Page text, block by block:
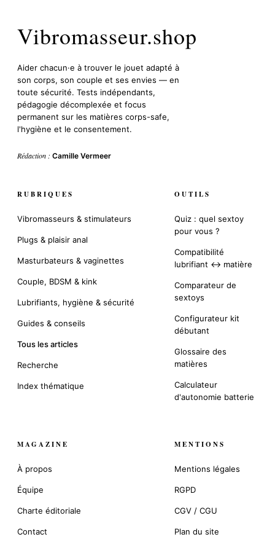
Vibromasseur.shop
Aider chacun·e à trouver le jouet adapté à
son corps, son couple et ses envies — en
toute sécurité. Tests indépendants,
pédagogie décomplexée et focus
permanent sur les matières corps-safe,
l'hygiène et le consentement.
Rédaction : Camille Vermeer
RUBRIQUES
Vibromasseurs & stimulateurs
Plugs & plaisir anal
Masturbateurs & vaginettes
Couple, BDSM & kink
Lubrifiants, hygiène & sécurité
Guides & conseils
Tous les articles
Recherche
Index thématique
OUTILS
Quiz : quel sextoy
pour vous ?
Compatibilité
lubrifiant ↔ matière
Comparateur de
sextoys
Configurateur kit
débutant
Glossaire des
matières
Calculateur
d'autonomie batterie
MAGAZINE
À propos
Équipe
Charte éditoriale
Contact
MENTIONS
Mentions légales
RGPD
CGV / CGU
Plan du site